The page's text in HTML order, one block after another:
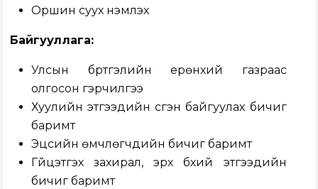
Оршин суух үнэмлэх
Байгууллага:
Улсын бүртгэлийн ерөнхий газраас
олгосон гэрчилгээ
Хуулийн этгээдийн үүсгэн байгуулах бичиг
баримт
Эцсийн өмчлөгчдийн бичиг баримт
Гүйцэтгэх захирал, эрх бүхий этгээдийн
бичиг баримт